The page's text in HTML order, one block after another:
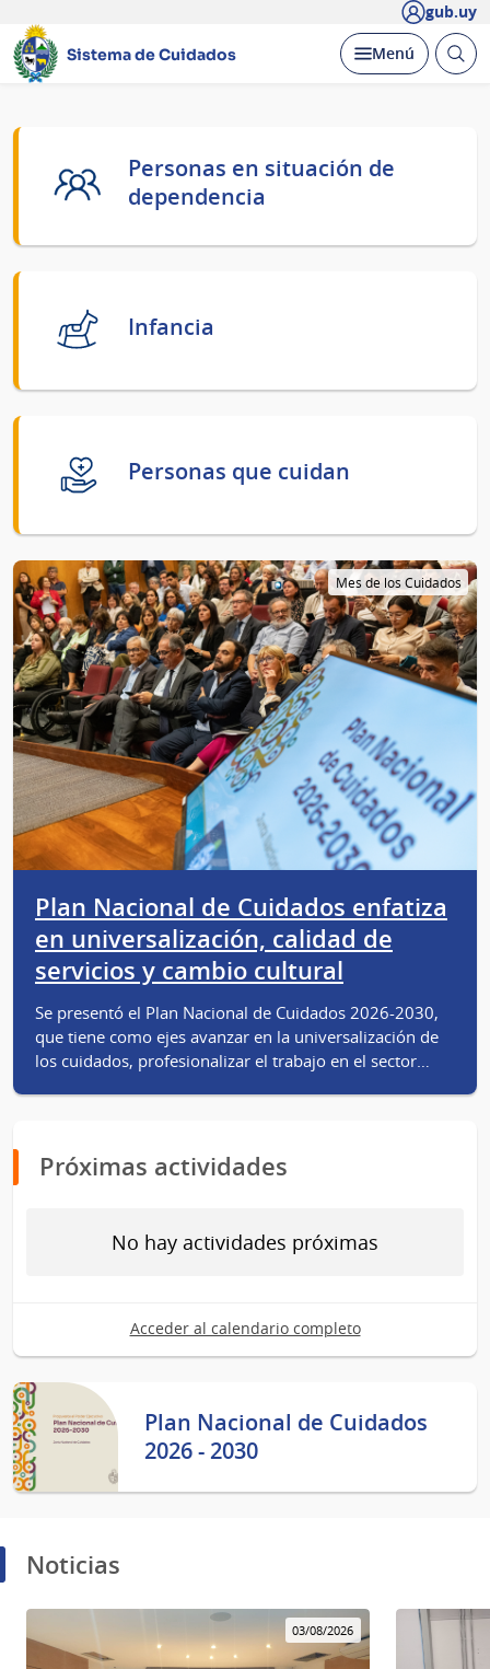
gub.uy
Sistema de Cuidados Desplegar
Menú Abrir
Página
principalPersonas en situación de
dependencia
Infancia
Personas que cuidan
Mes de los Cuidados
Plan Nacional de Cuidados enfatiza
en universalización, calidad de
servicios y cambio cultural
Se presentó el Plan Nacional de Cuidados 2026-2030,
que tiene como ejes avanzar en la universalización de
los cuidados, profesionalizar el trabajo en el sector…
Próximas actividades
No hay actividades próximas
Acceder al calendario completo
Plan Nacional de Cuidados
2026 - 2030
Noticias
03/08/2026